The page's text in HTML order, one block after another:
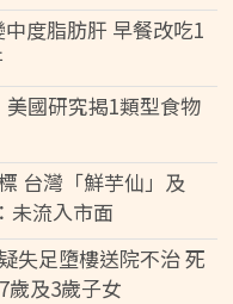
度脂肪肝 早餐改吃1
國研究揭1類型食物
台灣「鮮芋仙」及
未流入市面
失足墮樓送院不治 死
歲及3歲子女